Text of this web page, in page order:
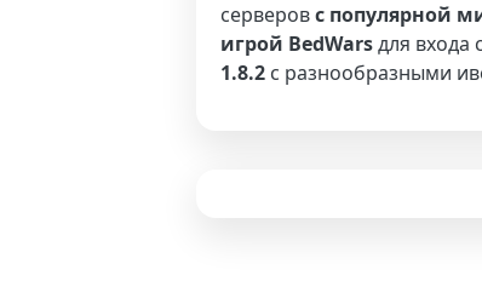
серверовс популярной
игрой BedWarsдля входа
1.8.2 с разнообразными